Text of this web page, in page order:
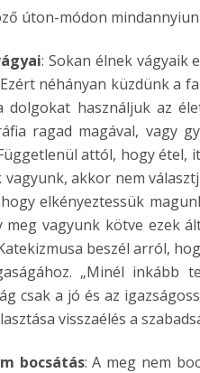
úton-módon
: Sokan élnek vágyaik
Ezért néhányan küzdünk a
dolgokat használjuk az
ragad magával, vagy
attól, hogy étel,
vagyunk, akkor nem
elkényeztessük
meg vagyunk kötve ezek
beszél arról,
„Minél inkább
csak a jó és az
visszaélés a
bocsátás: A meg nem